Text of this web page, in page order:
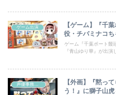
ゲーム出演
【ゲーム】『千
役・チバミナコち
ゲーム『千葉ポート饅
『青山ゆり華』が出演
声優事務所ラディウス
【外画】『黙っ
う！』に獅子山